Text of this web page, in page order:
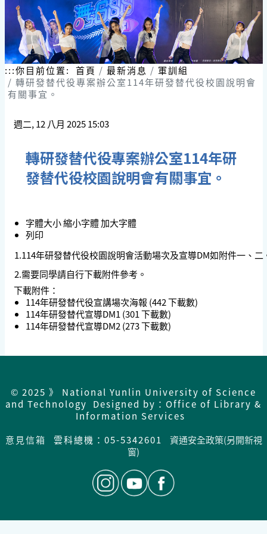
:::你目前位置: 首頁 最新消息
軍訓組
轉研發替代役專案辦公室114年研發替代役校園說明會
有關事宜。
週二, 12 八月 2025 15:03
轉研發替代役專案辦公室114年研
發替代役校園說明會有關事宜。
字體大小縮小字體加大字體
列印
1.114年研發替代役校園說明會活動場次及宣導DM如附件一、二
2.需要同學請自行下載附件參考。
下載附件：
114年研發替代役宣講場次海報 (442 下載數)
114年研發替代宣導DM1 (301 下載數)
114年研發替代宣導DM2 (273 下載數)
© 2025 》 National Yunlin University of Science
and Technology Designed by：Office of Library &
Information Services
意見信箱
雲科總機：05-5342601
資通安全政策(另開新視
窗)